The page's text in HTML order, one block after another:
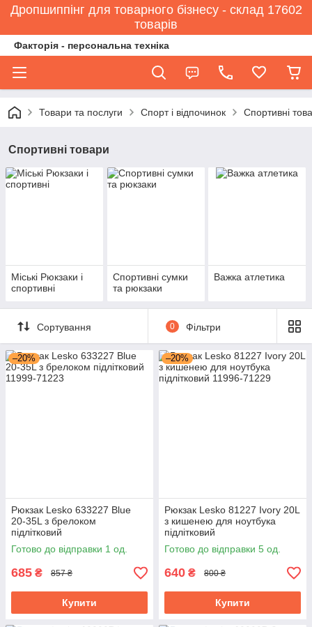
Дропшиппінг для товарного бізнесу - склад 17602
товарів
Факторія - персональна техніка
Товари та послуги Спорт і відпочинок Спортивні
Спортивні товари
Міські Рюкзаки і
спортивні
Спортивні сумки
та рюкзаки
Важка атлетика
Сортування 0 Фільтри
–20%
Рюкзак Lesko 633227 Blue
20-35L з брелоком
підлітковий
Готово до відправки 1 од.
685 ₴ 857 ₴
Купити
–20%
Рюкзак Lesko 81227 Ivory 20L
з кишенею для ноутбука
підлітковий
Готово до відправки 5 од.
640 ₴ 800 ₴
Купити